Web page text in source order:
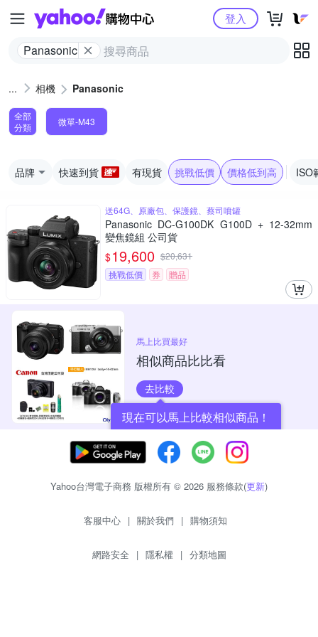
Yahoo購物中心
Panasonic
登入
相機 Panasonic
全部
分類
微單-M43
品牌 快速到貨 有現貨 挑戰低價 價格低到高 ISO
送64G、原廠包、保護鏡、蔡司噴罐
Panasonic DC-G100DK G100D + 12-32mm
變焦鏡組 公司貨
$19,600 $20,631
挑戰低價
券 贈品
馬上比買最好
相似商品比比看
去比較
現在可以馬上比較相似商品！
Yahoo台灣電子商務 版權所有 © 2026 服務條款(更新)
客服中心 | 關於我們 | 購物須知
網路安全 | 隱私權 | 分類地圖